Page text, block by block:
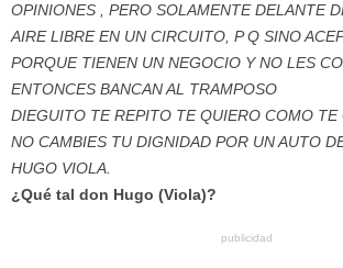
OPINIONES , PERO SOLAMENTE DELANTE
AIRE LIBRE EN UN CIRCUITO, P Q SINO
PORQUE TIENEN UN NEGOCIO Y NO LES
ENTONCES BANCAN AL TRAMPOSO
DIEGUITO TE REPITO TE QUIERO COMO TE
NO CAMBIES TU DIGNIDAD POR UN AUTO
HUGO VIOLA.
¿Qué tal don Hugo (Viola)?
publicidad